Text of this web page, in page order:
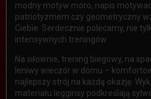
modny motyw moro, napis
patriotyzmem czy geometryczny
Ciebie. Serdecznie polecamy, nie
intensywnych treningów.
Na siłownie, trening biegowy, na
leniwy wieczór w domu –
najlepszy strój na każdą okazję.
materiału legginsy podkreślają